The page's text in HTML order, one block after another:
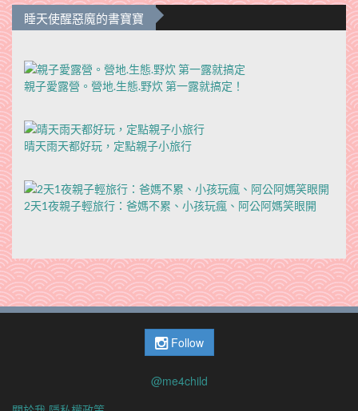
睡天使醒惡魔的書寶寶
親子愛露營。營地.生態.野炊 第一露就搞定！
晴天雨天都好玩，定點親子小旅行
2天1夜親子輕旅行：爸媽不累、小孩玩瘋、阿公阿媽笑眼開
Follow
@me4child